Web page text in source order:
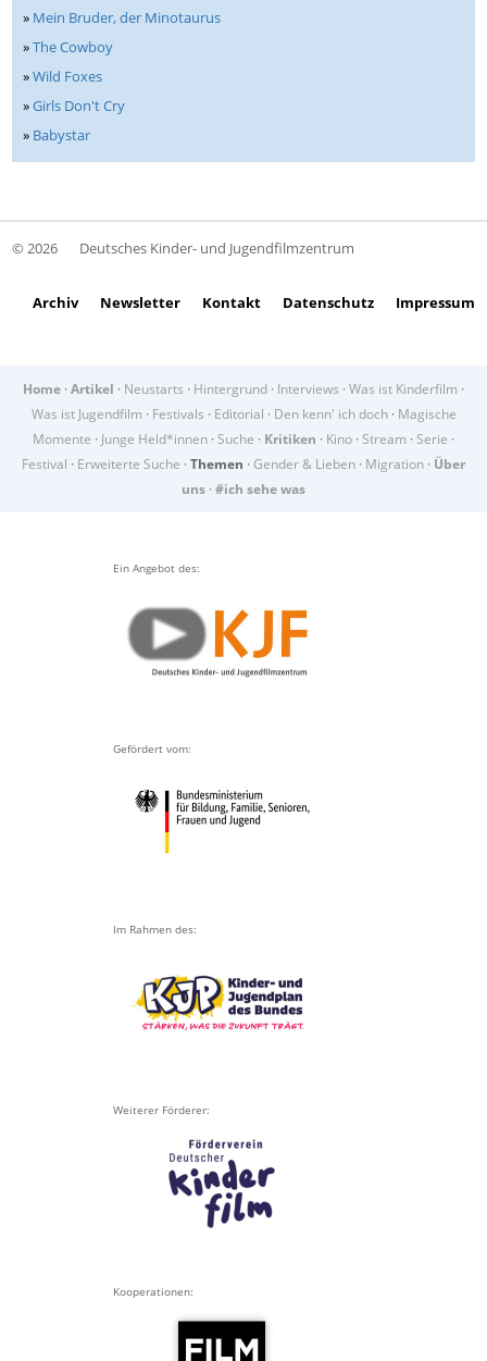
» Mein Bruder, der Minotaurus
»The Cowboy
»Wild Foxes
»Girls Don't Cry
» Babystar
© 2026 Deutsches Kinder- und Jugendfilmzentrum
Archiv Newsletter Kontakt Datenschutz Impressum
Home · Artikel · Neustarts · Hintergrund · Interviews · Was ist Kinderfilm ·
Was ist Jugendfilm · Festivals · Editorial · Den kenn' ich doch· Magische
Momente · Junge Held*innen · Suche · Kritiken · Kino · Stream · Serie ·
Festival · Erweiterte Suche · Themen · Gender & Lieben · Migration · Über
uns · #ich sehe was
Ein Angebot des:
Gefördert vom:
Im Rahmen des:
Weiterer Förderer:
Kooperationen: